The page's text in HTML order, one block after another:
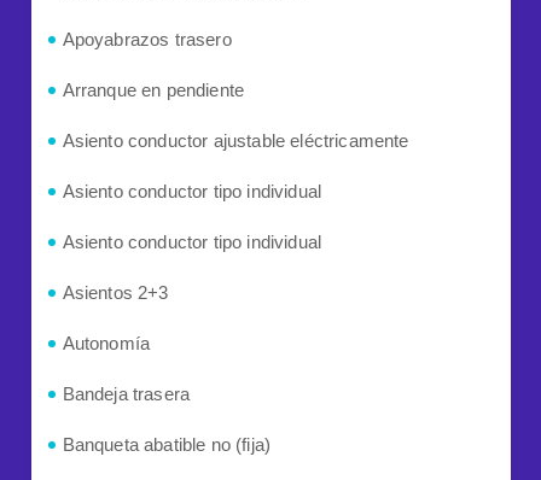
Apoyabrazos trasero
Arranque en pendiente
Asiento conductor ajustable eléctricamente
Asiento conductor tipo individual
Asiento conductor tipo individual
Asientos 2+3
Autonomía
Bandeja trasera
Banqueta abatible no (fija)